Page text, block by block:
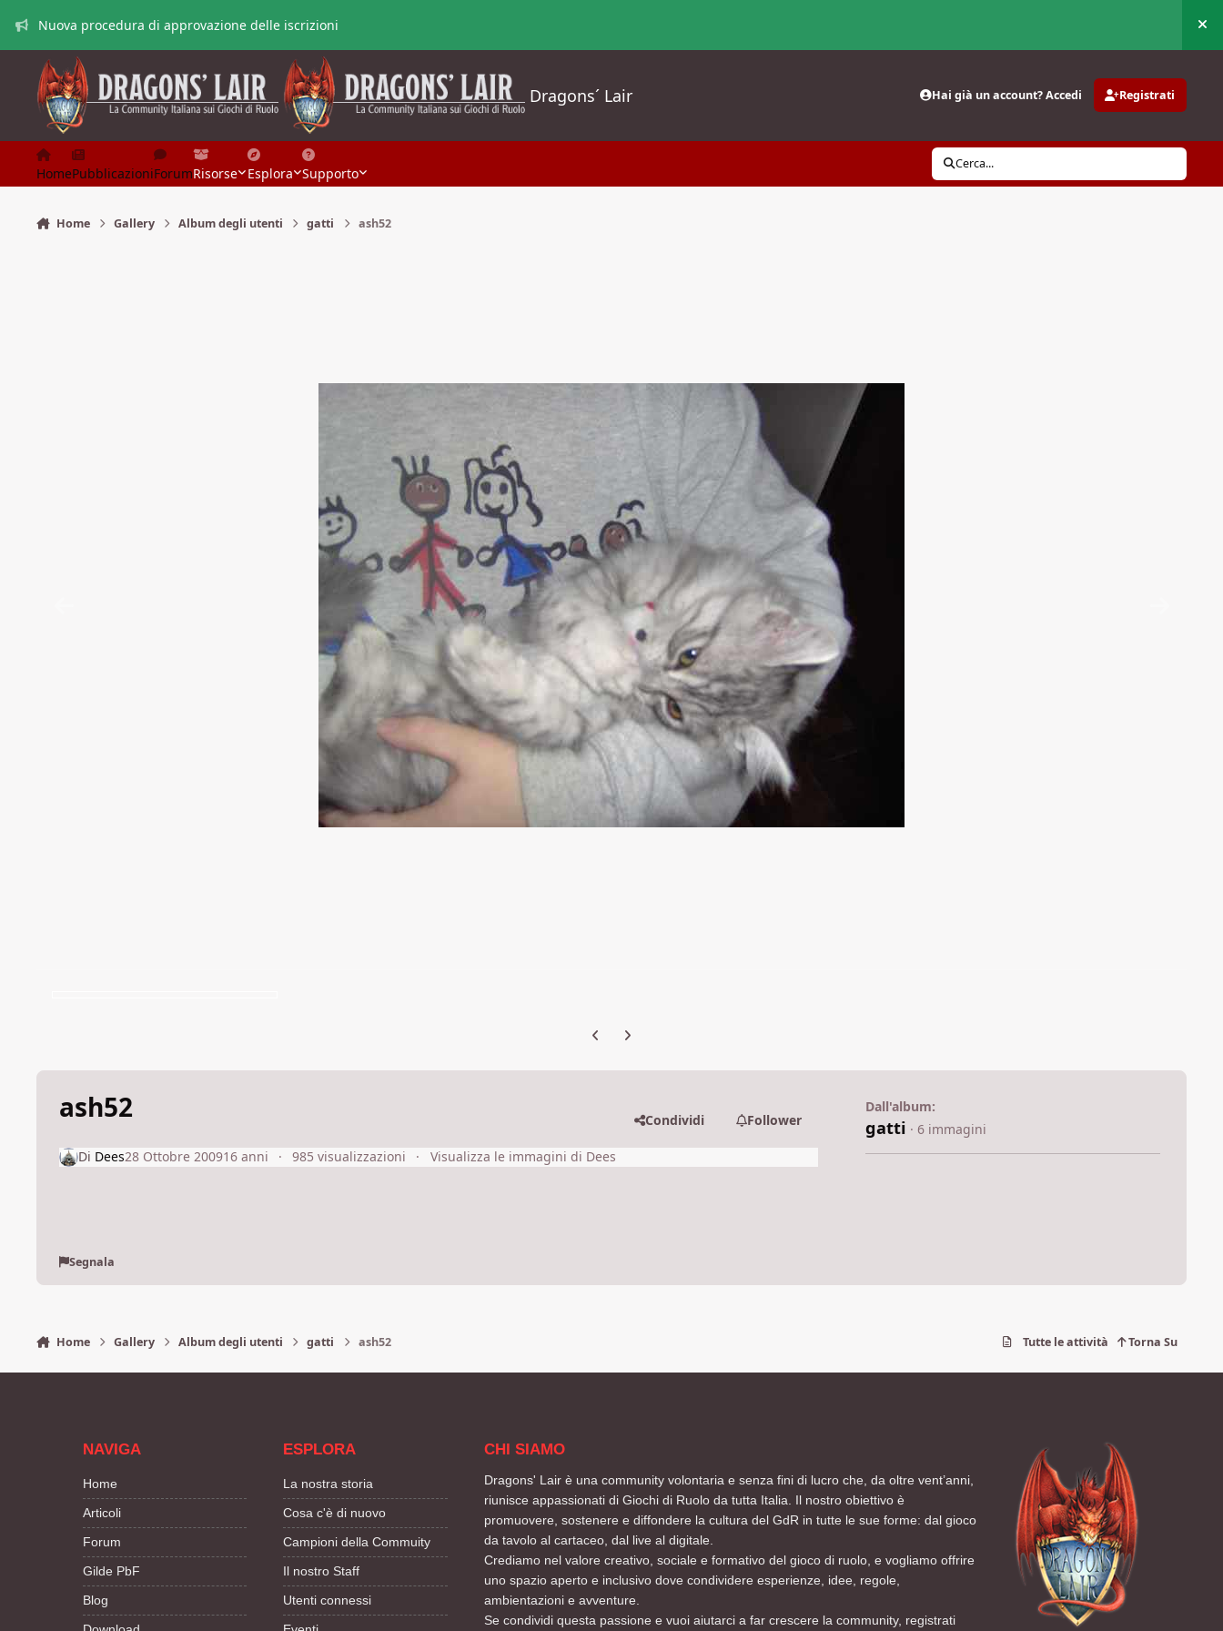
Nuova procedura di approvazione delle iscrizioni
Dragons´ Lair Hai già un account? Accedi Registrati
HomePubblicazioniForumRisorse Esplora Supporto
Cerca...
Home Gallery Album degli utenti gatti ash52
Previous carousel slide
Next carousel slide
ash52 Condividi Follower
Di Dees28 Ottobre 200916 anni 985 visualizzazioni Visualizza le immagini di Dees
Segnala
Dall'album:
gatti · 6 immagini
Home Gallery Album degli utenti gatti ash52 Tutte le attività Torna Su
NAVIGA
Home
Articoli
Forum
Gilde PbF
Blog
ESPLORA
La nostra storia
Cosa c'è di nuovo
Campioni della Commuity
Il nostro Staff
Utenti connessi
CHI SIAMO
Dragons' Lair è una community volontaria e senza fini di lucro che, da oltre vent’anni,
riunisce appassionati di Giochi di Ruolo da tutta Italia. Il nostro obiettivo è
promuovere, sostenere e diffondere la cultura del GdR in tutte le sue forme: dal gioco
da tavolo al cartaceo, dal live al digitale.
Crediamo nel valore creativo, sociale e formativo del gioco di ruolo, e vogliamo offrire
uno spazio aperto e inclusivo dove condividere esperienze, idee, regole,
ambientazioni e avventure.
Se condividi questa passione e vuoi aiutarci a far crescere la community, registrati